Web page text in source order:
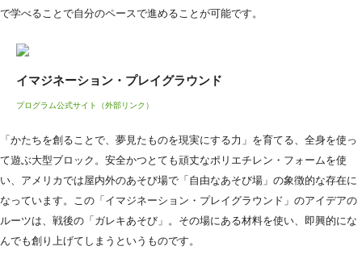
で学べることで自分のペースで進めることが可能です。
イマジネーション・プレイグラウンド
プログラム公式サイト（外部リンク）
「かたちを創ることで、夢見たものを現実にする力」を育てる、全身を使っ
て遊ぶ大型ブロック。安全かつとても頑丈なポリエチレン・フォームを使
い、アメリカでは屋内外のあそび場で「自由なあそび場」の象徴的な存在に
なっています。この「イマジネーション・プレイグラウンド」のアイデアの
ルーツは、戦後の「ガレキあそび」。その場にある材料を使い、即興的にな
んでも創り上げてしまうというものです。